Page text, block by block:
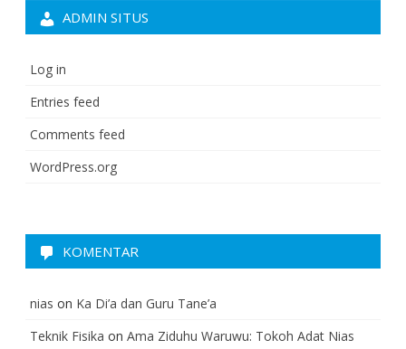
ADMIN SITUS
Log in
Entries feed
Comments feed
WordPress.org
KOMENTAR
nias on Ka Di’a dan Guru Tane’a
Teknik Fisika on Ama Ziduhu Waruwu: Tokoh Adat Nias